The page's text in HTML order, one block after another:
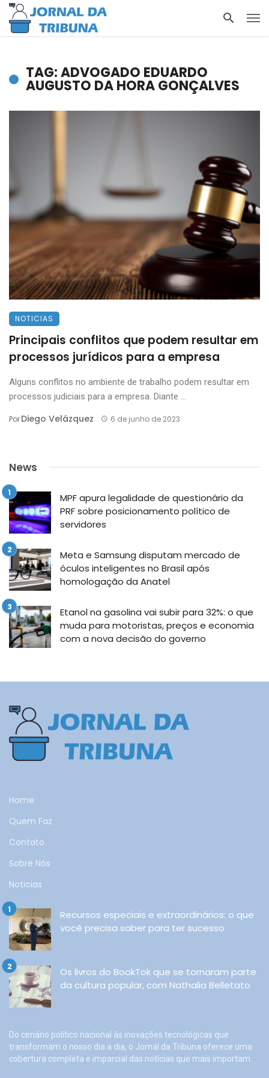
TAG: ADVOGADO EDUARDO
AUGUSTO DA HORA GONÇALVES
NOTICIAS
Principais conflitos que podem resultar em
processos jurídicos para a empresa
Alguns conflitos no ambiente de trabalho podem resultar em
processos judiciais para a empresa. Diante ...
PorDiego Velázquez 6 de junho de 2023
News
MPF apura legalidade de questionário da
PRF sobre posicionamento político de
servidores
Meta e Samsung disputam mercado de
óculos inteligentes no Brasil após
homologação da Anatel
Etanol na gasolina vai subir para 32%: o que
muda para motoristas, preços e economia
com a nova decisão do governo
Home
Quem Faz
Contato
Sobre Nós
Noticias
Recursos especiais e extraordinários: o que
você precisa saber para ter sucesso
Os livros do BookTok que se tornaram parte
da cultura popular, com Nathalia Belletato
Do cenário político nacional às inovações tecnológicas que
transformam o nosso dia a dia, o Jornal da Tribuna oferece uma
cobertura completa e imparcial das notícias que mais importam.